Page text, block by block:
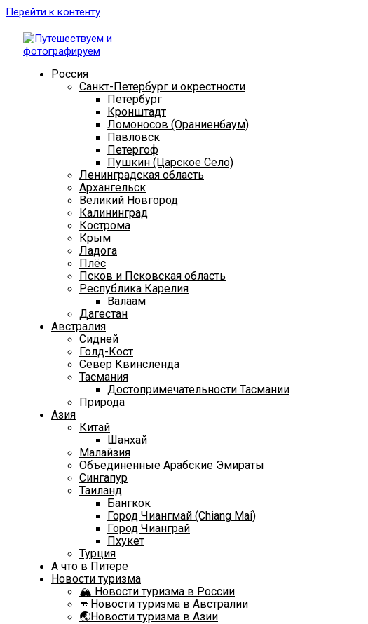
Перейти к контенту
Россия
Санкт-Петербург и окрестности
Петербург
Кронштадт
Ломоносов (Ораниенбаум)
Павловск
Петергоф
Пушкин (Царское Село)
Ленинградская область
Архангельск
Великий Новгород
Калининград
Кострома
Крым
Ладога
Плёс
Псков и Псковская область
Республика Карелия
Валаам
Дагестан
Австралия
Сидней
Голд-Кост
Север Квинсленда
Тасмания
Достопримечательности Тасмании
Природа
Азия
Китай
Шанхай
Малайзия
Объединенные Арабские Эмираты
Сингапур
Таиланд
Бангкок
Город Чиангмай (Chiang Mai)
Город Чианграй
Пхукет
Турция
А что в Питере
Новости туризма
🏔️ Новости туризма в России
🦘Новости туризма в Австралии
🌏Новости туризма в Азии